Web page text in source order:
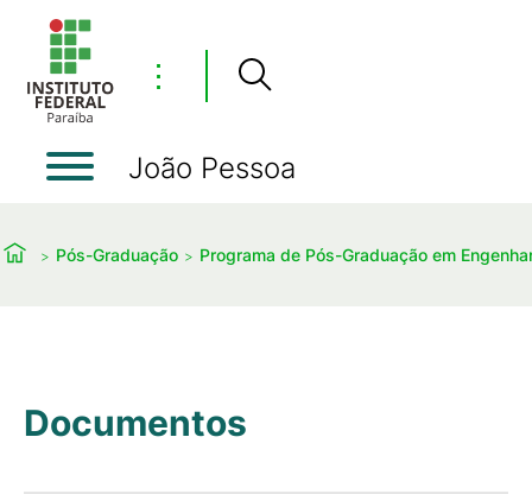
⋮
João Pessoa
Pós-Graduação Programa de Pós-Graduação em
Documentos